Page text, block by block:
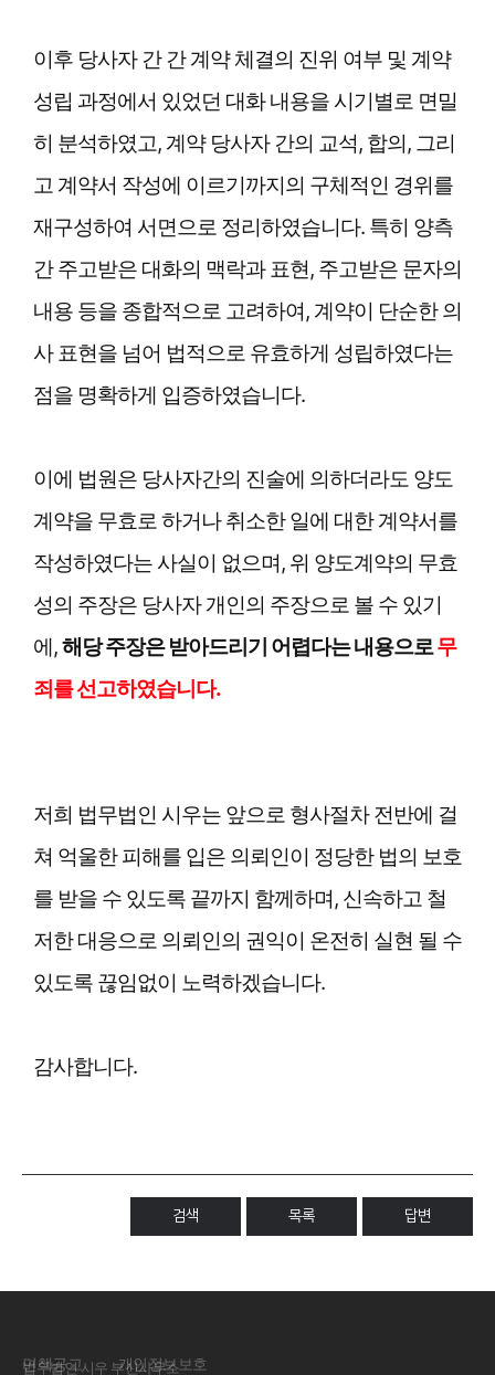
이후 당사자 간 간 계약 체결의 진위 여부 및 계약
성립 과정에서 있었던 대화 내용을 시기별로 면밀
히 분석하였고, 계약 당사자 간의 교석, 합의, 그리
고 계약서 작성에 이르기까지의 구체적인 경위를
재구성하여 서면으로 정리하였습니다. 특히 양측
간 주고받은 대화의 맥락과 표현, 주고받은 문자의
내용 등을 종합적으로 고려하여, 계약이 단순한 의
사 표현을 넘어 법적으로 유효하게 성립하였다는
점을 명확하게 입증하였습니다.
이에 법원은 당사자간의 진술에 의하더라도 양도
계약을 무효로 하거나 취소한 일에 대한 계약서를
작성하였다는 사실이 없으며, 위 양도계약의 무효
성의 주장은 당사자 개인의 주장으로 볼 수 있기
에,해당 주장은 받아드리기 어렵다는 내용으로무
죄를 선고하였습니다.
저희 법무법인 시우는 앞으로 형사절차 전반에 걸
쳐 억울한 피해를 입은 의뢰인이 정당한 법의 보호
를 받을 수 있도록 끝까지 함께하며, 신속하고 철
저한 대응으로 의뢰인의 권익이 온전히 실현 될 수
있도록 끊임없이 노력하겠습니다.
감사합니다.
검색 목록 답변
법무법인 시우 부산사무소
면책공고 개인정보보호